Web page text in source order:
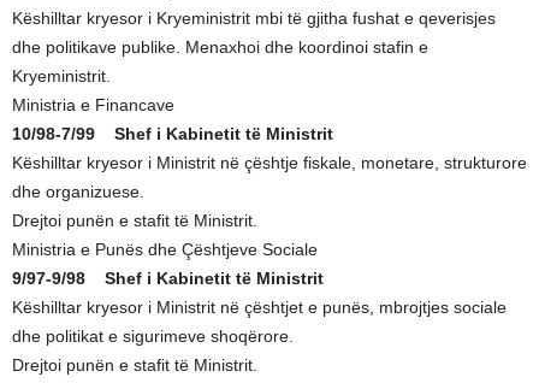
Këshilltar kryesor i Kryeministrit mbi të gjitha fushat e qeverisjes
dhe politikave publike. Menaxhoi dhe koordinoi stafin e
Kryeministrit.
Ministria e Financave
10/98-7/99 Shef i Kabinetit të Ministrit
Këshilltar kryesor i Ministrit në çështje fiskale, monetare, strukturore
dhe organizuese.
Drejtoi punën e stafit të Ministrit.
Ministria e Punës dhe Çështjeve Sociale
9/97-9/98 Shef i Kabinetit të Ministrit
Këshilltar kryesor i Ministrit në çështjet e punës, mbrojtjes sociale
dhe politikat e sigurimeve shoqërore.
Drejtoi punën e stafit të Ministrit.